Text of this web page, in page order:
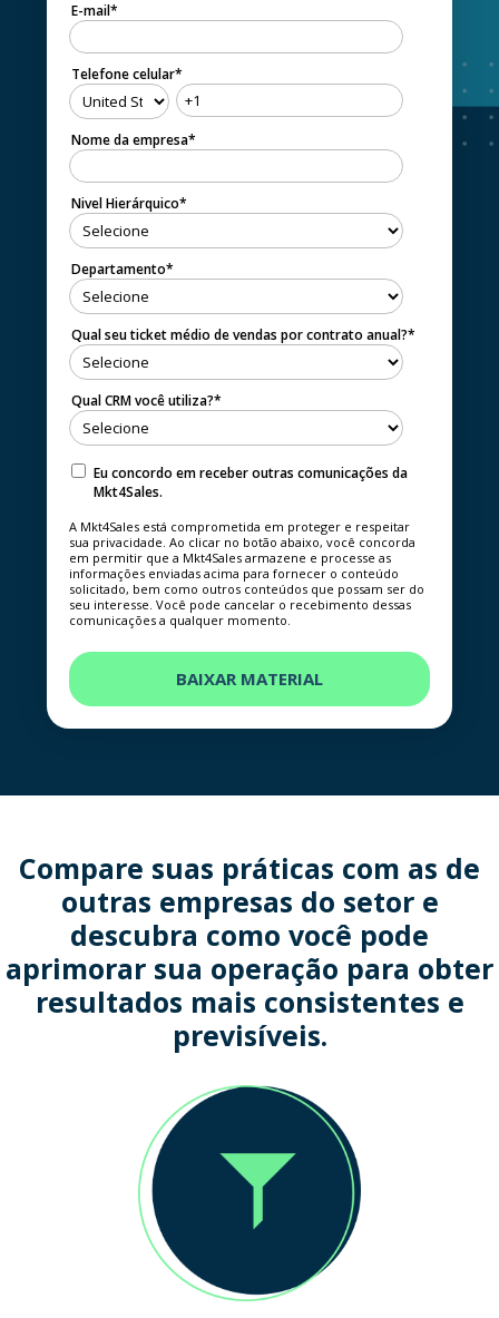
E-mail*
Telefone celular*
Nome da empresa*
Nivel Hierárquico*
Departamento*
Qual seu ticket médio de vendas por contrato anual?*
Qual CRM você utiliza?*
Eu concordo em receber outras comunicações da
Mkt4Sales.
A Mkt4Sales está comprometida em proteger e respeitar
sua privacidade. Ao clicar no botão abaixo, você concorda
em permitir que a Mkt4Sales armazene e processe as
informações enviadas acima para fornecer o conteúdo
solicitado, bem como outros conteúdos que possam ser do
seu interesse. Você pode cancelar o recebimento dessas
comunicações a qualquer momento.
Compare suas práticas com as de
outras empresas do setor e
descubra como você pode
aprimorar sua operação para obter
resultados mais consistentes e
previsíveis.